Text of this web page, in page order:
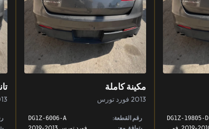
DG1Z-19805-D
مكينة كاملة
2013 فورد تورس
رقم القطعة: DG1Z-6006-A
2013